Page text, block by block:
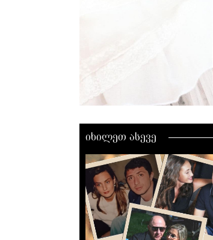
იხილეთ ასევე